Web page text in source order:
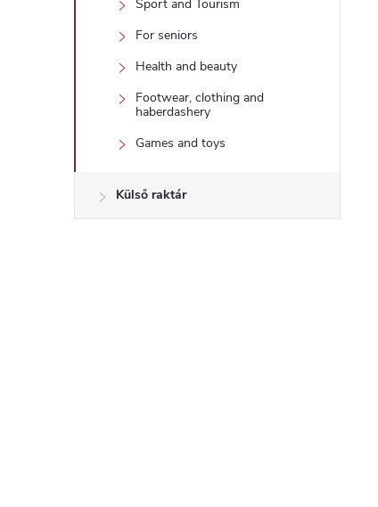
Sport and Tourism
For seniors
Health and beauty
Footwear, clothing and
haberdashery
Games and toys
Külső raktár